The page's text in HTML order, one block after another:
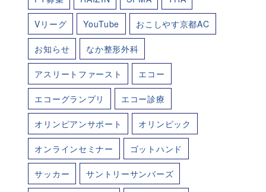
Vリーグ YouTube おこしやす京都AC
お知らせ なか整形外科
アスリートファースト エコー
エコーグランプリ エコー診療
オリンピアンサポート オリンピック
オンラインセミナー ゴットハンド
サッカー サントリーサンバーズ